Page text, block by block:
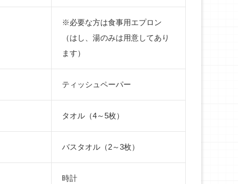
※必要な方は食事用エプロン
（はし、湯のみは用意してあり
ます）
ティッシュペーパー
タオル（4～5枚）
バスタオル（2～3枚）
時計